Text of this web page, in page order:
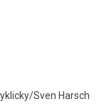
Sven Harsch